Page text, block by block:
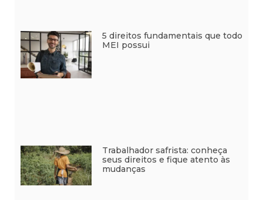
5 direitos fundamentais que todo
MEI possui
Trabalhador safrista: conheça
seus direitos e fique atento às
mudanças